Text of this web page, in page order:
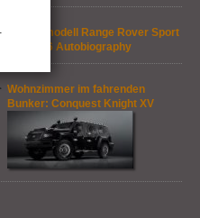
Sondermodell Range Rover Sport
3.0 TDV6 Autobiography
Wohnzimmer im fahrenden
Bunker: Conquest Knight XV